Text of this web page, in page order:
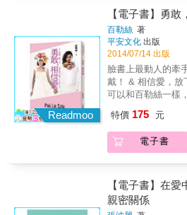
愛〉 擁有的愈多，想要的卻更多，然而我們都
忘記了，一開始，
自〈放手高飛〉
為律師之妻與專業
裡的奇形怪狀，更
失措。她的筆下，
利，卻又帶點衝動
而書中的故事正代
「你」，從過去、
起。 動人金句分享： 我們難免有點抱怨，有點
煩惱。 但我們還是繼續渴望幸福。 人生難免有
不順利的時候，重
你的人而哭泣。──摘自
往事，我們是不是
〈孩子戰爭〉 把挫折當成你重生的機會，讓自
現過去渺小得微
愛〉 擁有的愈多，想要的卻更多，然而我們都
等，明知另一半會
到被發現了，也就成
夫妻兩人一起上班
天二十四小時相處
企業，在家裡會談
會想到家中的事，
換亦不容易。當妻
減開支時，呈現的
轉的小女人不見了
吵架，丈夫在生意
太強勢，他可能受
不敢言。 & && 雖說男女共事是採分工合作，
題或事業上的紛
子一定會奮力爭取
同意她可以拿走「
裡的感受，絕對要
帶淚的自問：「原
&hellip;&hellip;？」 & 全書共24章，由作者娓
娓道來她與丈夫培
本書就像踏上一段
看似滑稽、爆笑與
作者充滿智慧的見
忍不住思考婚姻的價值與
利與真切打動人心的精采選
求的南轅北轍，但
造的個體，擁有獨特的基因
蜜，很天真，還有
切新鮮，還懂得
執，感覺就像世
食不下嚥，輾轉難
Readmoo
【電子書】勇敢
百勒絲 著
平安文化 出版
2014/07/14 出版
臉書上最動人的牽
戴！ & 相信愛，放下對愛的問號和心碎， 妳也
可以和百勒絲一樣，
& 相信的那一刻，就是愛的開始！ & 長大了之
後，就算什麼都給得起， 卻怕受傷
只能來回地算計取捨。 以前，覺得那
的，愛不會讓妳突
是讓妳找回那個願意相信
麼一天、有那麼一個人， 帶領妳抵
特價 175 元
電子書
【電子書】在
親密關係